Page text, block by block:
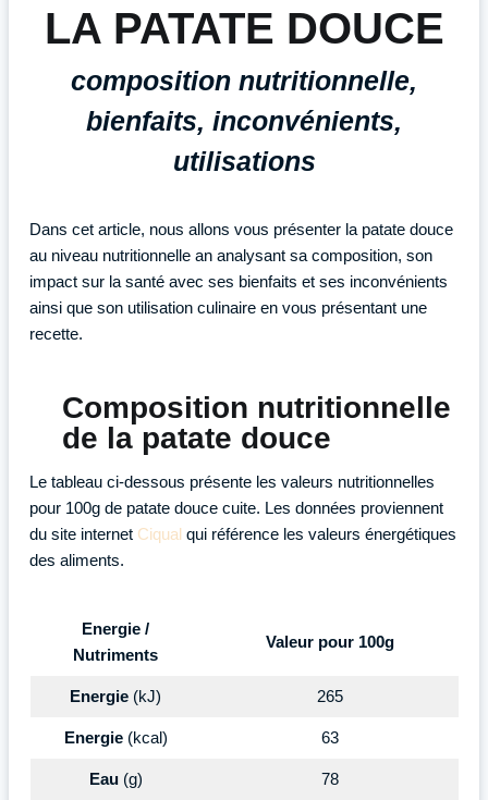
LA PATATE DOUCE
composition nutritionnelle,
bienfaits, inconvénients,
utilisations
Dans cet article, nous allons vous présenter la patate douce
au niveau nutritionnelle an analysant sa composition, son
impact sur la santé avec ses bienfaits et ses inconvénients
ainsi que son utilisation culinaire en vous présentant une
recette.
Composition nutritionnelle
de la patate douce
Le tableau ci-dessous présente les valeurs nutritionnelles
pour 100g de patate douce cuite. Les données proviennent
du site internet Ciqual qui référence les valeurs énergétiques
des aliments.
Energie /
Nutriments
Valeur pour 100g
Energie (kJ) 265
Energie (kcal) 63
Eau (g) 78